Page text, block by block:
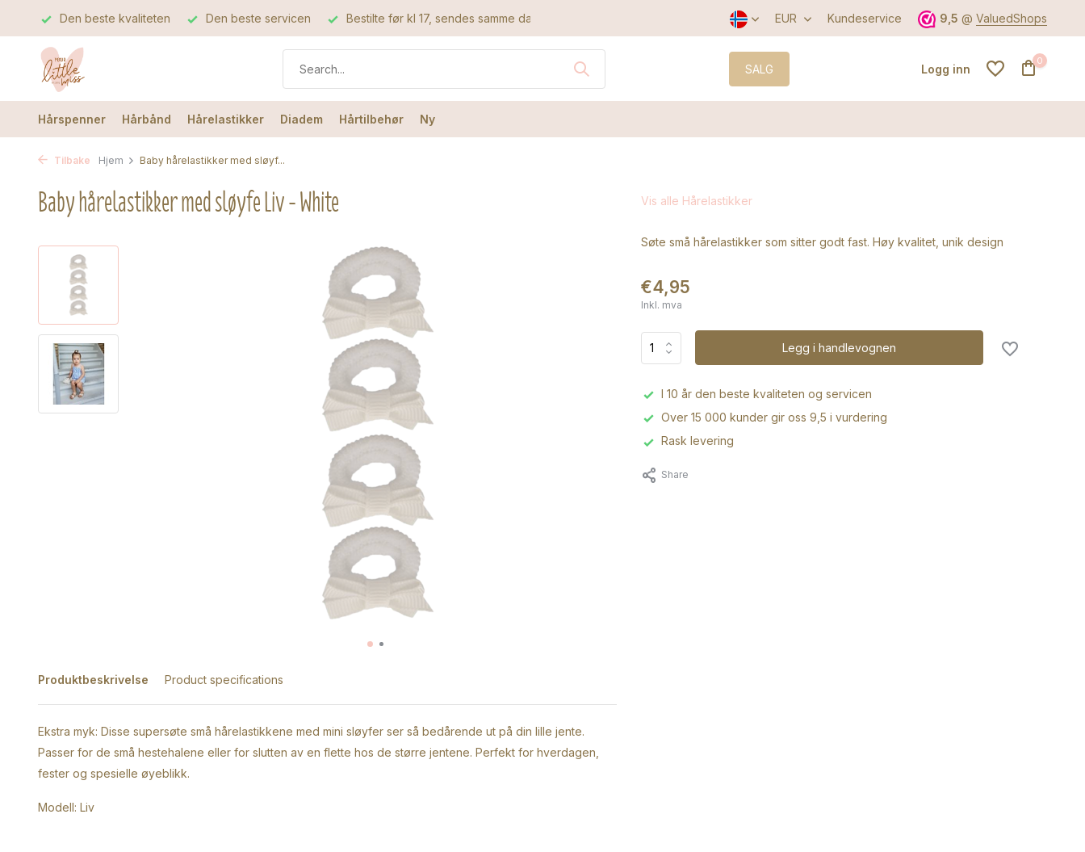
Den beste kvaliteten Den beste servicen Bestilte før kl 17, sendes samme dag EUR Kundeservice 9,5 @ ValuedShops
SALG Logg inn
0
Hårspenner Hårbånd Hårelastikker Diadem Hårtilbehør Ny
Tilbake Hjem Baby hårelastikker med sløyf...
Baby hårelastikker med sløyfe Liv - White
Produktbeskrivelse Product specifications
Ekstra myk: Disse supersøte små hårelastikkene med mini sløyfer ser så bedårende ut på din lille jente.
Passer for de små hestehalene eller for slutten av en flette hos de større jentene. Perfekt for hverdagen,
fester og spesielle øyeblikk.
Modell: Liv
Vis alle Hårelastikker
Søte små hårelastikker som sitter godt fast. Høy kvalitet, unik design
€4,95
Inkl. mva
Legg i handlevognen
I 10 år den beste kvaliteten og servicen
Over 15 000 kunder gir oss 9,5 i vurdering
Rask levering
Share